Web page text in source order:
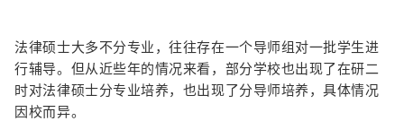
法律硕士大多不分专业，往往存在一个导师组对一批学生进
行辅导。但从近些年的情况来看，部分学校也出现了在研二
时对法律硕士分专业培养，也出现了分导师培养，具体情况
因校而异。